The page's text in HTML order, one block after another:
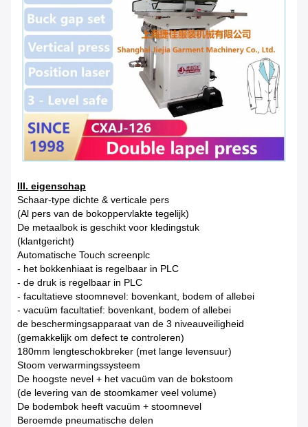
III. eigenschap
Schaar-type dichte & verticale pers
(Al pers van de bokoppervlakte tegelijk)
De metaalbok is geschikt voor kledingstuk
(klantgericht)
Automatische Touch screenplc
- het bokkenhiaat is regelbaar in PLC
- de druk is regelbaar in PLC
- facultatieve stoomnevel: bovenkant, bodem of allebei
- vacuüm facultatief: bovenkant, bodem of allebei
de beschermingsapparaat van de 3 niveauveiligheid
(gemakkelijk om defect te controleren)
180mm lengteschokbreker (met lange levensuur)
Stoom verwarmingssysteem
De hoogste nevel + het vacuüm van de bokstoom
(de levering van de stoomkamer veel volume)
De bodembok heeft vacuüm + stoomnevel
Beroemde pneumatische delen